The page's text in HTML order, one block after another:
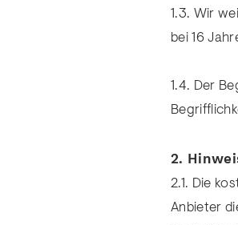
1.3. Wir
bei 16
1.4. Der
2.
2.1. Die
Anbieter